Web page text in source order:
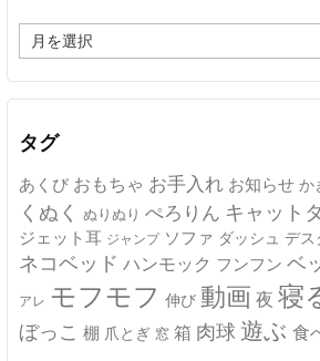
ー
カ
イ
タグ
あくび おもちゃ お手入れ お知らせ か
くぬく ぬりぬり ぺろりん キャット
ジェット耳 ジャンプ ソファ ダッシュ デス
ネコベッド ハンモック フンフン ベ
アレ モフモフ 伸び 動画 夜 寝
ぼっこ 棚 爪とぎ 窓 箱 肉球 遊ぶ 食